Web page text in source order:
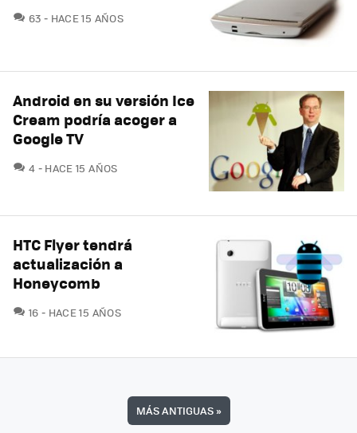
63 COMENTARIOS
HACE 15 AÑOS
Android en su versión Ice
Cream podría acoger a
Google TV
4 COMENTARIOS
HACE 15 AÑOS
HTC Flyer tendrá
actualización a
Honeycomb
16 COMENTARIOS
HACE 15 AÑOS
MÁS ANTIGUAS»